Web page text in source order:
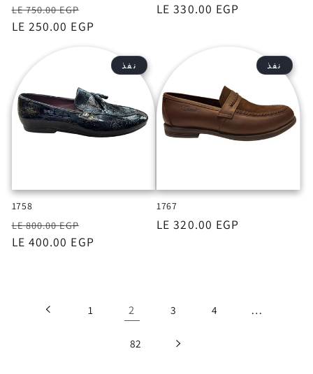
السعر
LE 750.00 EGP
بعدLE 250.00 EGP
السعر
LE 330.00 EGP
نفذ
1758
السعر
LE 800.00 EGP
بعدLE 400.00 EGP
نفذ
1767
السعر
LE 320.00 EGP
1 2 3 4 …
82